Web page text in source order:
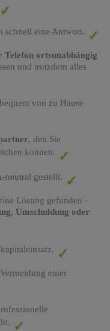
schnell eine Antwort.
Telefon ortsunabhängig
und trotzdem alles
von zu Hause
, den Sie
können.
neutral gestellt.
Lösung gefunden -
Umschuldung oder
einer